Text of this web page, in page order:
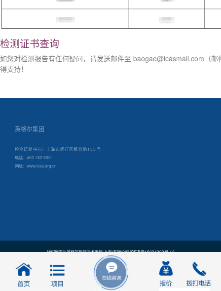
检测证书查询
如您对检测报告有任何疑问，请发送邮件至 baogao@icasmail.com（
得支持！
英格尔集团
检测研发中心：上海市闵行区瓶北路155号
电话：400 182 9001
网址：www.icas.org.cn
版权所有© 英格尔检测技术服务(上海)有限公司 沪ICP备15024303号-12